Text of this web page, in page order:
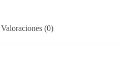
Valoraciones (0)